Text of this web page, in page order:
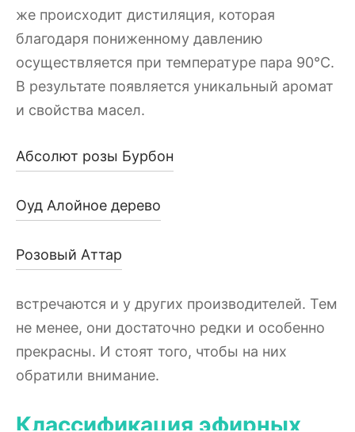
же происходит дистиляция, которая
благодаря пониженному давлению
осуществляется при температуре пара 90°C.
В результате появляется уникальный аромат
и свойства масел.
Абсолют розы Бурбон
Оуд Алойное дерево
Розовый Аттар
встречаются и у других производителей. Тем
не менее, они достаточно редки и особенно
прекрасны. И стоят того, чтобы на них
обратили внимание.
Классификация эфирных